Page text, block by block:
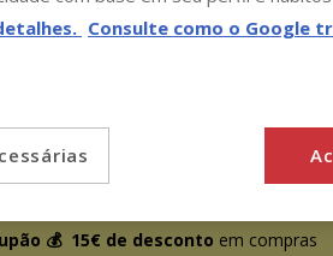
kg)
(174.75€ / kg)
disponível
💰 15€ de desconto em compras
Consulte como o Google